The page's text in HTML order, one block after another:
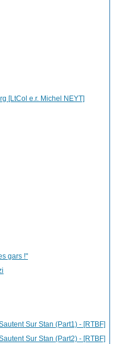
[LtCol e.r. Michel NEYT]
gars !"
Sur Stan (Part1) - [RTBF]
Sur Stan (Part2) - [RTBF]